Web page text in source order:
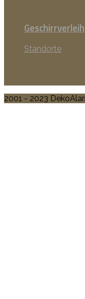
Geschirrverleih
Standorte
2001 - 2023